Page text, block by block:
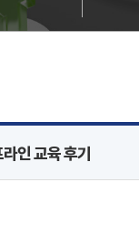
인 교육 후기